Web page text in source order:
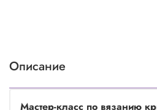
Описание
Мастер-класс по вязанию